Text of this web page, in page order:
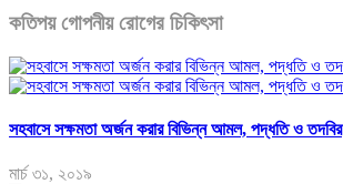
কতিপয় গোপনীয় রোগের চিকিৎসা
সহবাসে সক্ষমতা অর্জন করার বিভিন্ন আমল, পদ্ধতি ও তদবির
মার্চ ৩১, ২০১৯